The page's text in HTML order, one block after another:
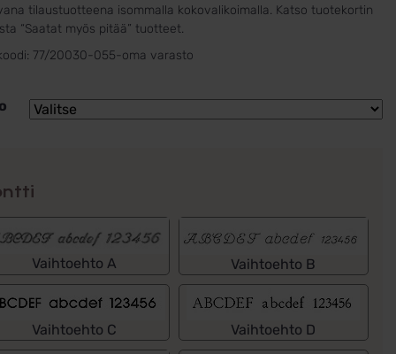
tilaustuotteena isommalla kokovalikoimalla. Katso tuotekortin
“Saatat myös pitää” tuotteet.
77/20030-055-oma varasto
Vaihtoehto A Vaihtoehto B
Vaihtoehto C Vaihtoehto D